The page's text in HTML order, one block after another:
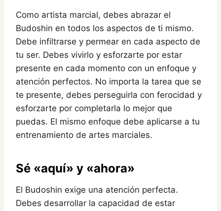
Como artista marcial, debes abrazar el
Budoshin en todos los aspectos de ti mismo.
Debe infiltrarse y permear en cada aspecto de
tu ser. Debes vivirlo y esforzarte por estar
presente en cada momento con un enfoque y
atención perfectos. No importa la tarea que se
te presente, debes perseguirla con ferocidad y
esforzarte por completarla lo mejor que
puedas. El mismo enfoque debe aplicarse a tu
entrenamiento de artes marciales.
Sé «aquí» y «ahora»
El Budoshin exige una atención perfecta.
Debes desarrollar la capacidad de estar